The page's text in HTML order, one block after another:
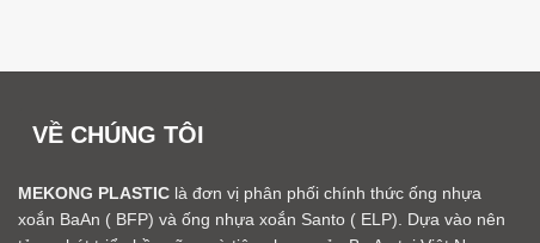
VỀ CHÚNG TÔI
MEKONG PLASTIC là đơn vị phân phối chính thức ống nhựa
xoắn BaAn ( BFP) và ống nhựa xoắn Santo ( ELP). Dựa vào nên